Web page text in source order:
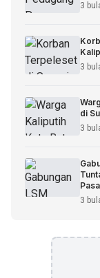
3
3
di
3
3